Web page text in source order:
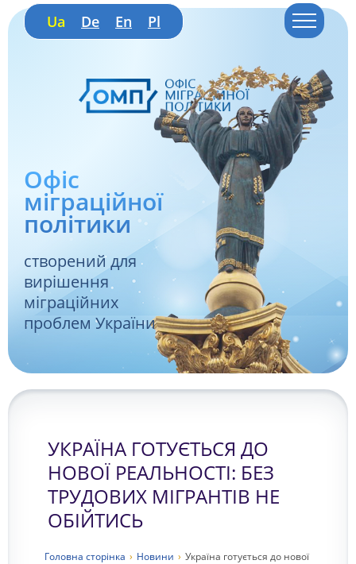
Ua De En Pl
Офіс
міграційної
політики
створений для
вирішення
міграційних
проблем України
УКРАЇНА ГОТУЄТЬСЯ ДО
НОВОЇ РЕАЛЬНОСТІ: БЕЗ
ТРУДОВИХ МІГРАНТІВ НЕ
ОБІЙТИСЬ
Головна сторiнка › Новини › Україна готується до нової